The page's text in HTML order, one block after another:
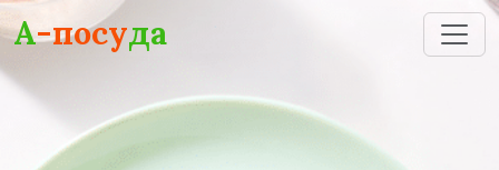
Skip to main content
А-посуда